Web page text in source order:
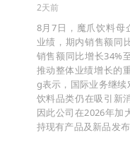
2天前
8月7日，魔爪饮料母
业绩，期内销售额同
销售额同比增长34%
推动整体业绩增长的
g表示，国际业务继
饮料品类仍在吸引新
因此公司在2026年加
持现有产品及新品发